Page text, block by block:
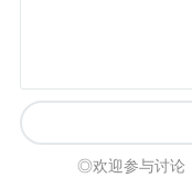
◎欢迎参与讨论